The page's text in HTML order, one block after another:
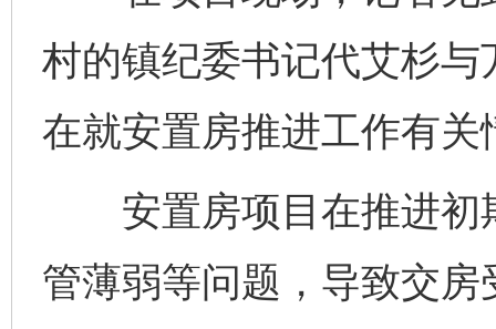
村的镇纪委书记代艾杉
在就安置房推进工作有
安置房项目在推进初
管薄弱等问题，导致交